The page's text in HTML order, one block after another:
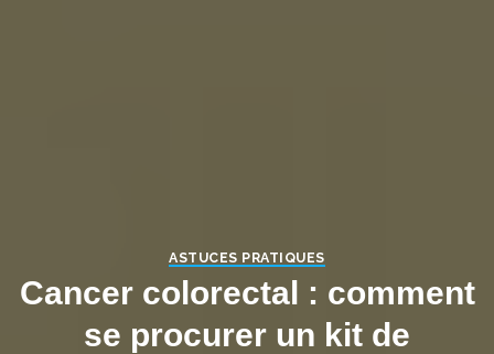
ASTUCES PRATIQUES
Cancer colorectal : comment
se procurer un kit de